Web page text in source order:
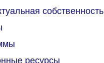
собственность
ресурсы